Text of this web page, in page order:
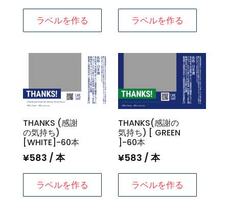
ラベルを作る ラベルを作る
THANKS (感謝
の気持ち)
[WHITE]-60本
¥583 / 本
ラベルを作る
THANKS(感謝の
気持ち) [ GREEN
]-60本
¥583 / 本
ラベルを作る